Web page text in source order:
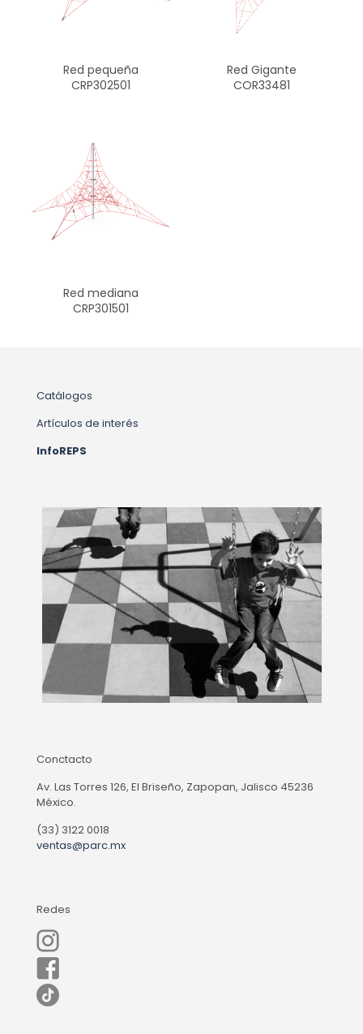
Red pequeña
CRP302501
Red Gigante
COR33481
Red mediana
CRP301501
Catálogos
Artículos de interés
InfoREPS
Conctacto
Av. Las Torres 126, El Briseño, Zapopan, Jalisco 45236
México.
(33) 3122 0018
ventas@parc.mx
Redes